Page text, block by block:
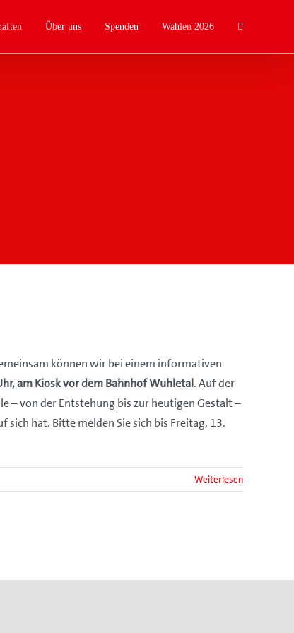
Über uns Spenden Wahlen 2026
können wir bei einem informativen
am Kiosk vor dem Bahnhof Wuhletal. Auf der
– von der Entstehung bis zur heutigen Gestalt –
sich hat. Bitte melden Sie sich bis Freitag, 13.
Weiterlesen